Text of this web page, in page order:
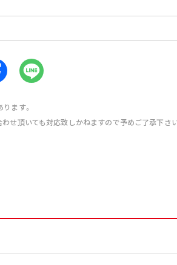
ます。
せ頂いても対応致しかねますので予めご了承下さい